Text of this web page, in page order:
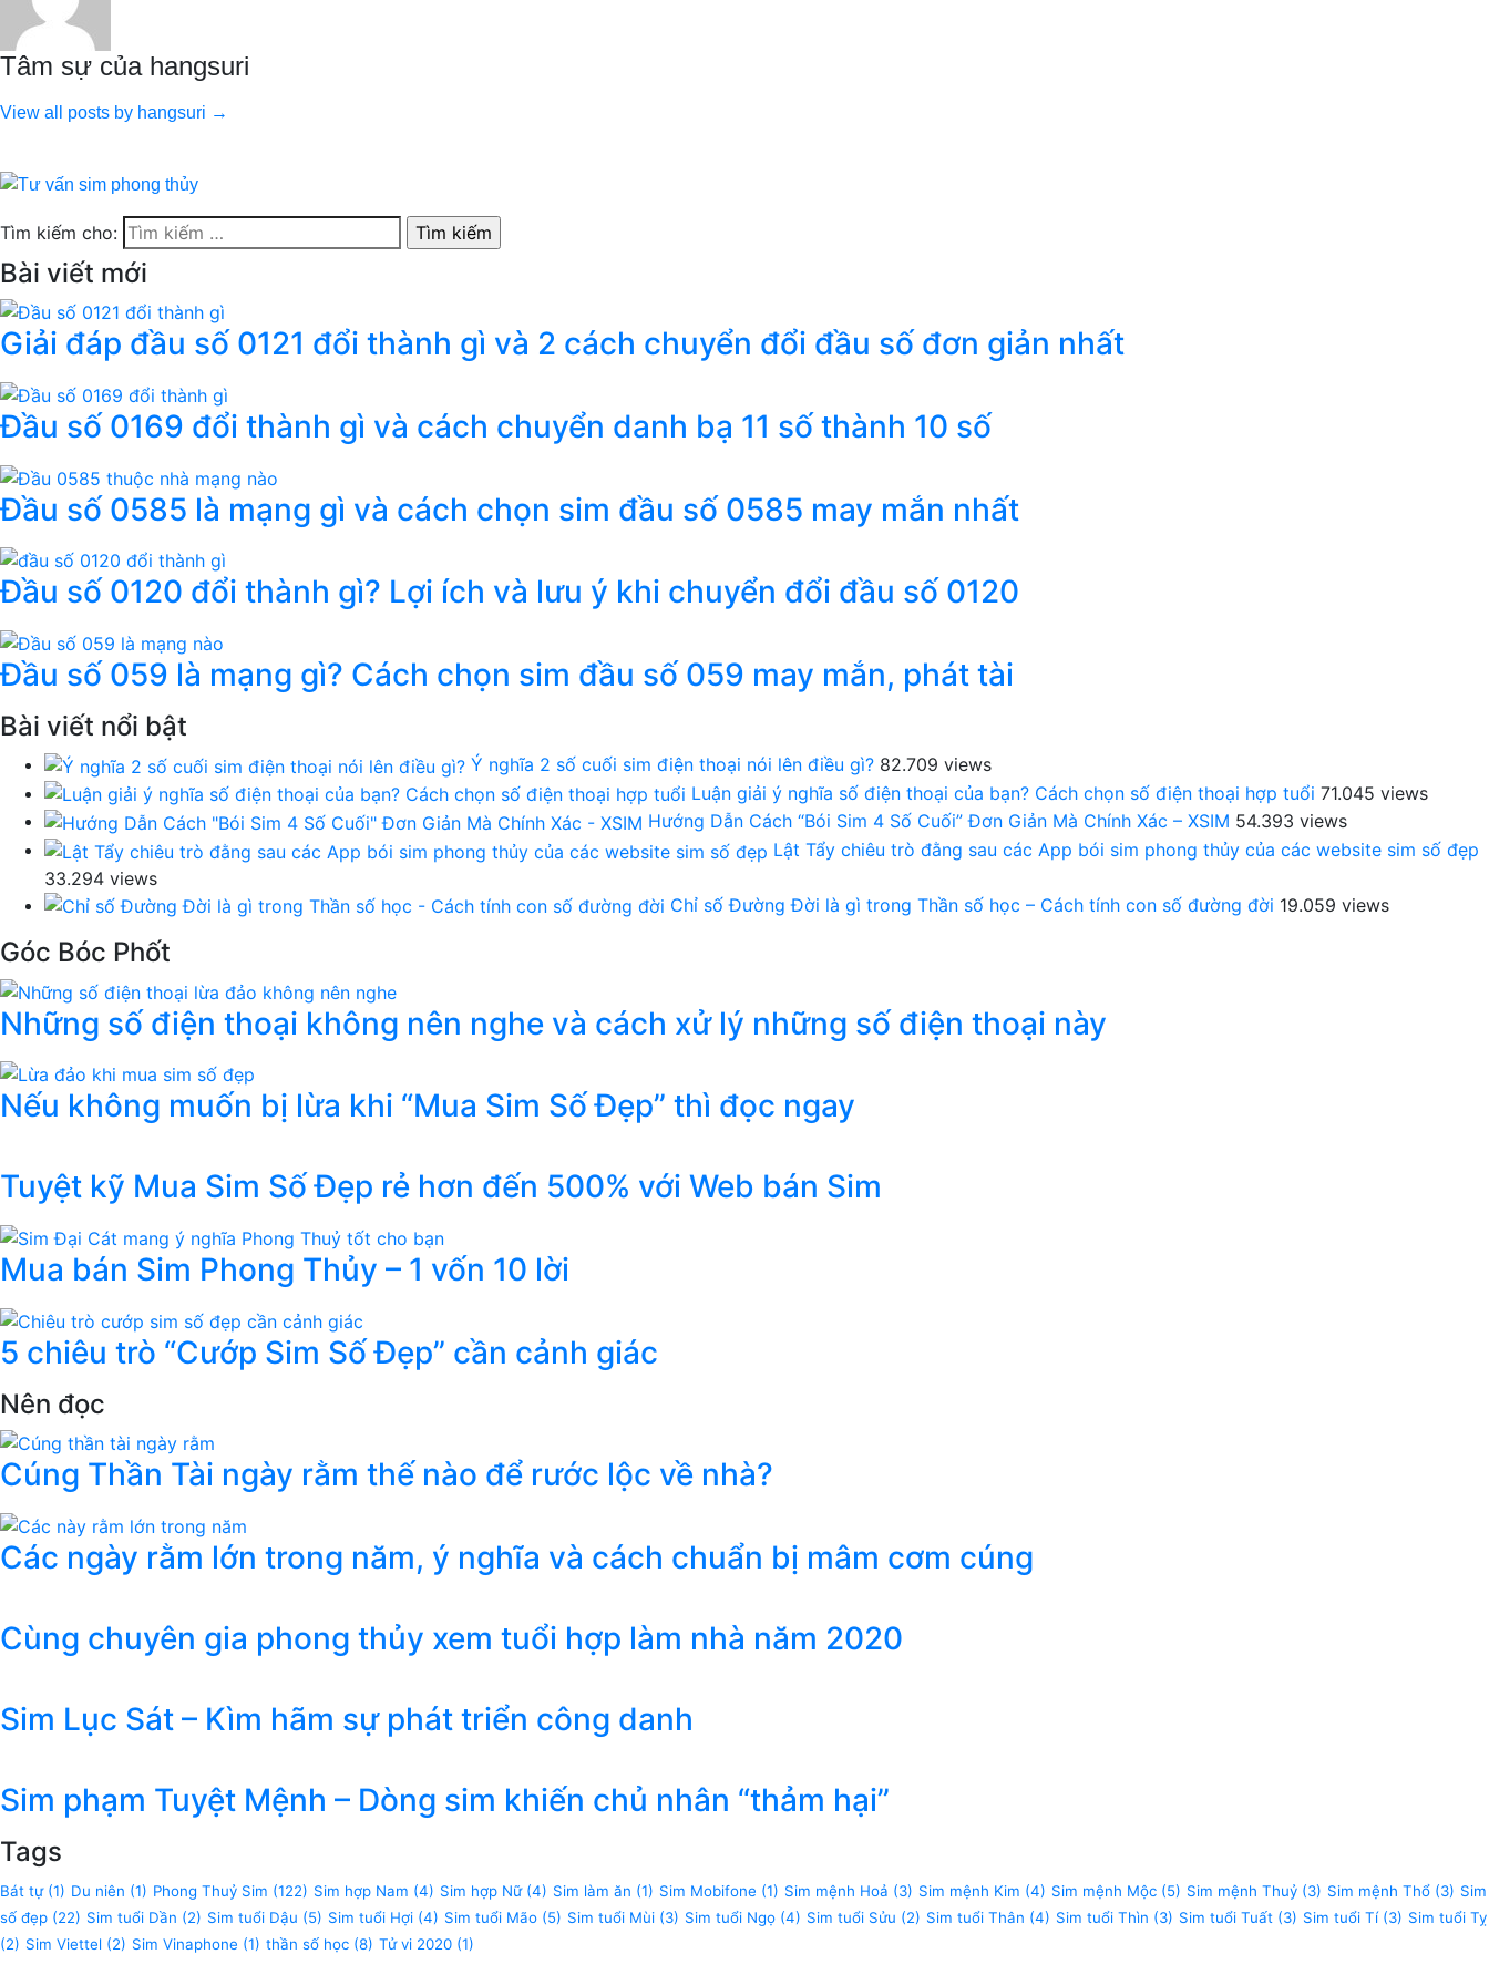
Tâm sự của hangsuri
View all posts by hangsuri →
Tìm kiếm cho:
Bài viết mới
Giải đáp đầu số 0121 đổi thành gì và 2 cách chuyển đổi đầu số đơn giản nhất
Đầu số 0169 đổi thành gì và cách chuyển danh bạ 11 số thành 10 số
Đầu số 0585 là mạng gì và cách chọn sim đầu số 0585 may mắn nhất
Đầu số 0120 đổi thành gì? Lợi ích và lưu ý khi chuyển đổi đầu số 0120
Đầu số 059 là mạng gì? Cách chọn sim đầu số 059 may mắn, phát tài
Bài viết nổi bật
Ý nghĩa 2 số cuối sim điện thoại nói lên điều gì? 82.709 views
Luận giải ý nghĩa số điện thoại của bạn? Cách chọn số điện thoại hợp tuổi 71.045 views
Hướng Dẫn Cách “Bói Sim 4 Số Cuối” Đơn Giản Mà Chính Xác – XSIM 54.393 views
Lật Tẩy chiêu trò đằng sau các App bói sim phong thủy của các website sim số đẹp
33.294 views
Chỉ số Đường Đời là gì trong Thần số học – Cách tính con số đường đời 19.059 views
Góc Bóc Phốt
Những số điện thoại không nên nghe và cách xử lý những số điện thoại này
Nếu không muốn bị lừa khi “Mua Sim Số Đẹp” thì đọc ngay
Tuyệt kỹ Mua Sim Số Đẹp rẻ hơn đến 500% với Web bán Sim
Mua bán Sim Phong Thủy – 1 vốn 10 lời
5 chiêu trò “Cướp Sim Số Đẹp” cần cảnh giác
Nên đọc
Cúng Thần Tài ngày rằm thế nào để rước lộc về nhà?
Các ngày rằm lớn trong năm, ý nghĩa và cách chuẩn bị mâm cơm cúng
Cùng chuyên gia phong thủy xem tuổi hợp làm nhà năm 2020
Sim Lục Sát – Kìm hãm sự phát triển công danh
Sim phạm Tuyệt Mệnh – Dòng sim khiến chủ nhân “thảm hại”
Tags
Bát tự(1) Du niên (1) Phong Thuỷ Sim (122) Sim hợp Nam (4) Sim hợp Nữ(4) Sim làm ăn (1) Sim Mobifone (1) Sim mệnh Hoả (3) Sim mệnh Kim (4) Sim mệnh Mộc (5) Sim mệnh Thuỷ (3) Sim mệnh Thổ (3) Sim
số đẹp (22) Sim tuổi Dần (2) Sim tuổi Dậu (5) Sim tuổi Hợi (4) Sim tuổi Mão (5) Sim tuổi Mùi (3) Sim tuổi Ngọ (4) Sim tuổi Sửu (2) Sim tuổi Thân (4) Sim tuổi Thìn (3) Sim tuổi Tuất (3) Sim tuổi Tí(3) Sim tuổi Tỵ
(2) Sim Viettel (2) Sim Vinaphone (1) thần số học (8) Tử vi 2020 (1)